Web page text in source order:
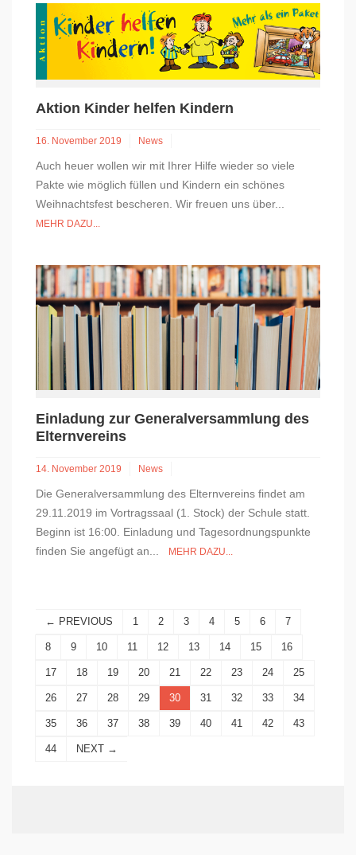
Aktion Kinder helfen Kindern
16. November 2019 News
Auch heuer wollen wir mit Ihrer Hilfe wieder so viele
Pakte wie möglich füllen und Kindern ein schönes
Weihnachtsfest bescheren. Wir freuen uns über...
MEHR DAZU...
Einladung zur Generalversammlung des
Elternvereins
14. November 2019 News
Die Generalversammlung des Elternvereins findet am
29.11.2019 im Vortragssaal (1. Stock) der Schule statt.
Beginn ist 16:00. Einladung und Tagesordnungspunkte
finden Sie angefügt an...
MEHR DAZU...
← PREVIOUS 1 2 3 4 5 6 7
8 9 10 11 12 13 14 15 16
17 18 19 20 21 22 23 24 25
26 27 28 29 30 31 32 33 34
35 36 37 38 39 40 41 42 43
44 NEXT →